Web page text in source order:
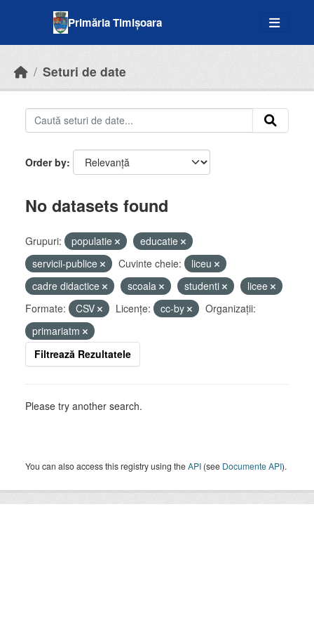
Primăria Timișoara
Seturi de date
Order by
No datasets found
Grupuri: populatie
educatie
servicii-publice
Cuvinte cheie:
liceu
cadre didactice
scoala studenti
licee
Formate:
CSV Licenţe: cc-by
Organizații:
primariatm
Filtrează Rezultatele
Please try another search.
You can also access this registry using theAPI (see Documente API).